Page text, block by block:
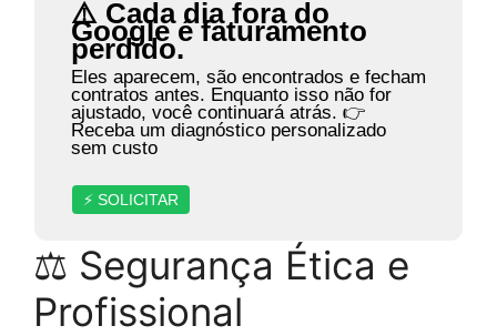
⚠️ Cada dia fora do
Google é faturamento
perdido.
Eles aparecem, são encontrados e fecham
contratos antes. Enquanto isso não for
ajustado, você continuará atrás. 👉
Receba um diagnóstico personalizado
sem custo
⚡ SOLICITAR
⚖ Segurança Ética e
Profissional